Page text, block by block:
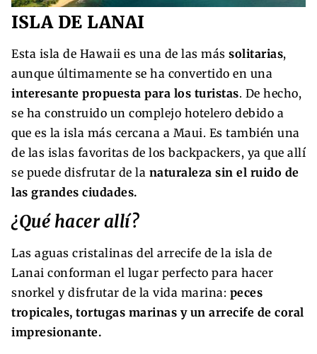
ISLA DE LANAI
Esta isla de Hawaii es una de las más solitarias,
aunque últimamente se ha convertido en una
interesante propuesta para los turistas. De hecho,
se ha construido un complejo hotelero debido a
que es la isla más cercana a Maui. Es también una
de las islas favoritas de los backpackers, ya que allí
se puede disfrutar de la naturaleza sin el ruido de
las grandes ciudades.
¿Qué hacer allí?
Las aguas cristalinas del arrecife de la isla de
Lanai conforman el lugar perfecto para hacer
snorkel y disfrutar de la vida marina: peces
tropicales, tortugas marinas y un arrecife de coral
impresionante.